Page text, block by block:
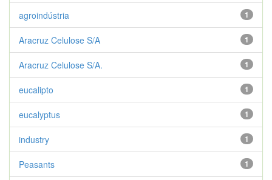
1
agroindústria
1
Aracruz Celulose S/A
1
Aracruz Celulose S/A.
1
eucalipto
1
eucalyptus
1
industry
1
Peasants